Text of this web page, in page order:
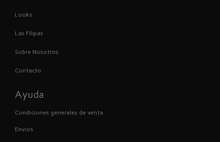
Looks
Las Filipas
Sobre Nosotros
Contacto
Ayuda
Condiciones generales de venta
Envios